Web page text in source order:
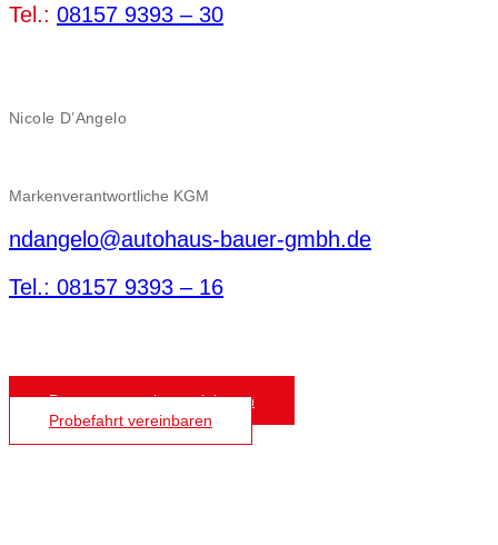
Tel.: 08157 9393 – 30
Nicole D’Angelo
Markenverantwortliche KGM
ndangelo@autohaus-bauer-gmbh.de
Tel.: 08157 9393 – 16
Beratungstermin vereinbaren
Probefahrt vereinbaren